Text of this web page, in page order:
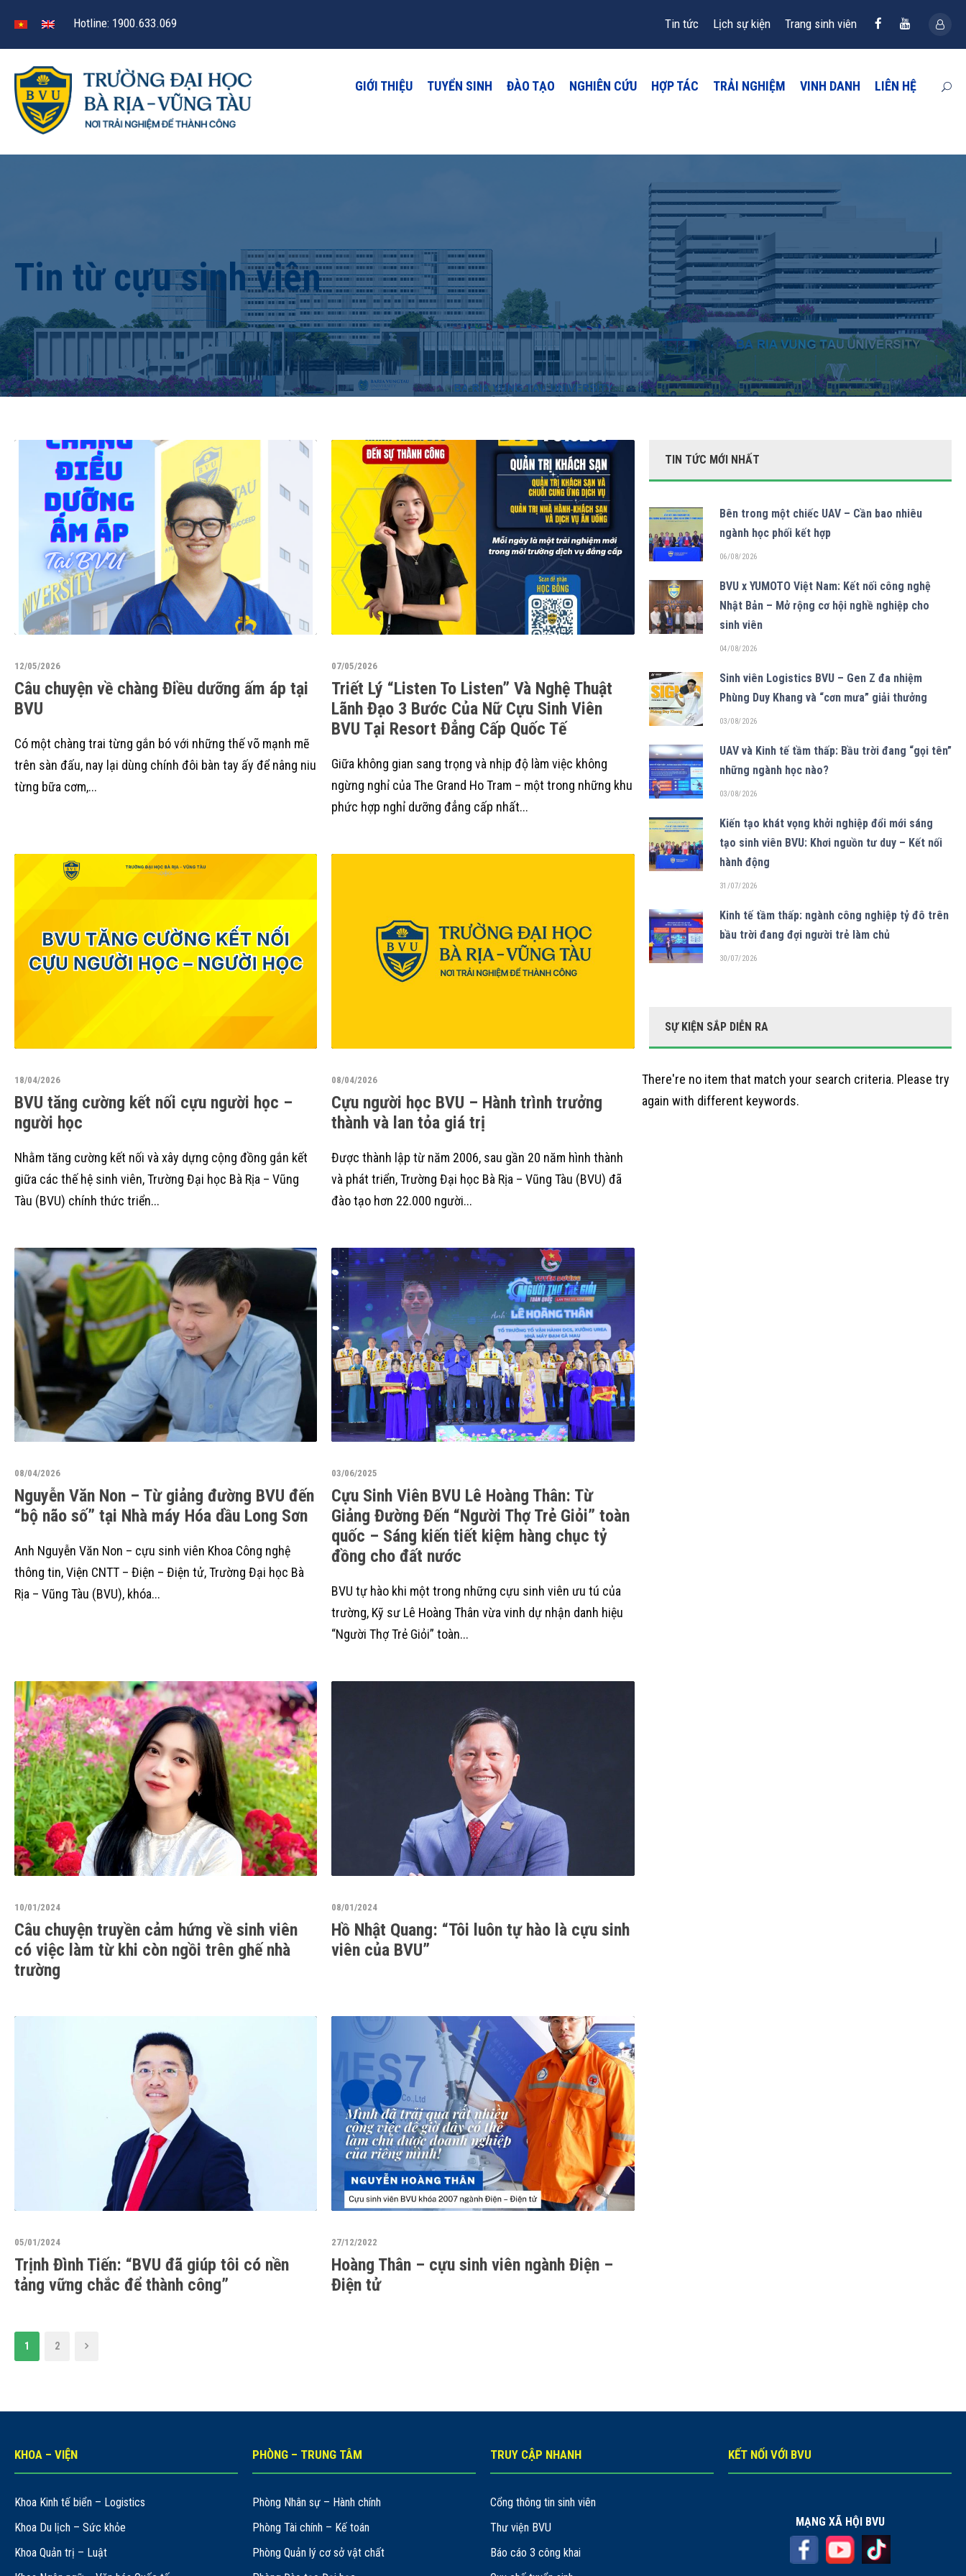
Hotline: 1900.633.069 Tin tức Lịch sự kiện Trang sinh viên
GIỚI THIỆU TUYỂN SINH ĐÀO TẠO NGHIÊN CỨU HỢP TÁC TRẢI NGHIỆM VINH DANH LIÊN HỆ
Tin từ cựu sinh viên
12/05/2026
Câu chuyện về chàng Điều dưỡng ấm áp tại
BVU
Có một chàng trai từng gắn bó với những thế võ mạnh mẽ
trên sàn đấu, nay lại dùng chính đôi bàn tay ấy để nâng niu
từng bữa cơm,...
07/05/2026
Triết Lý “Listen To Listen” Và Nghệ Thuật
Lãnh Đạo 3 Bước Của Nữ Cựu Sinh Viên
BVU Tại Resort Đẳng Cấp Quốc Tế
Giữa không gian sang trọng và nhịp độ làm việc không
ngừng nghỉ của The Grand Ho Tram – một trong những khu
phức hợp nghỉ dưỡng đẳng cấp nhất...
18/04/2026
BVU tăng cường kết nối cựu người học –
người học
Nhằm tăng cường kết nối và xây dựng cộng đồng gắn kết
giữa các thế hệ sinh viên, Trường Đại học Bà Rịa – Vũng
Tàu (BVU) chính thức triển...
08/04/2026
Cựu người học BVU – Hành trình trưởng
thành và lan tỏa giá trị
Được thành lập từ năm 2006, sau gần 20 năm hình thành
và phát triển, Trường Đại học Bà Rịa – Vũng Tàu (BVU) đã
đào tạo hơn 22.000 người...
08/04/2026
Nguyễn Văn Non – Từ giảng đường BVU đến
“bộ não số” tại Nhà máy Hóa dầu Long Sơn
Anh Nguyễn Văn Non – cựu sinh viên Khoa Công nghệ
thông tin, Viện CNTT – Điện – Điện tử, Trường Đại học Bà
Rịa – Vũng Tàu (BVU), khóa...
03/06/2025
Cựu Sinh Viên BVU Lê Hoàng Thân: Từ
Giảng Đường Đến “Người Thợ Trẻ Giỏi” toàn
quốc – Sáng kiến tiết kiệm hàng chục tỷ
đồng cho đất nước
BVU tự hào khi một trong những cựu sinh viên ưu tú của
trường, Kỹ sư Lê Hoàng Thân vừa vinh dự nhận danh hiệu
“Người Thợ Trẻ Giỏi” toàn...
10/01/2024
Câu chuyện truyền cảm hứng về sinh viên
có việc làm từ khi còn ngồi trên ghế nhà
trường
08/01/2024
Hồ Nhật Quang: “Tôi luôn tự hào là cựu sinh
viên của BVU”
05/01/2024
Trịnh Đình Tiến: “BVU đã giúp tôi có nền
tảng vững chắc để thành công”
27/12/2022
Hoàng Thân – cựu sinh viên ngành Điện –
Điện tử
1 2
TIN TỨC MỚI NHẤT
Bên trong một chiếc UAV – Cần bao nhiêu
ngành học phối kết hợp
06/08/2026
BVU x YUMOTO Việt Nam: Kết nối công nghệ
Nhật Bản – Mở rộng cơ hội nghề nghiệp cho
sinh viên
04/08/2026
Sinh viên Logistics BVU – Gen Z đa nhiệm
Phùng Duy Khang và “cơn mưa” giải thưởng
03/08/2026
UAV và Kinh tế tầm thấp: Bầu trời đang “gọi tên”
những ngành học nào?
03/08/2026
Kiến tạo khát vọng khởi nghiệp đổi mới sáng
tạo sinh viên BVU: Khơi nguồn tư duy – Kết nối
hành động
31/07/2026
Kinh tế tầm thấp: ngành công nghiệp tỷ đô trên
bầu trời đang đợi người trẻ làm chủ
30/07/2026
SỰ KIỆN SẮP DIỄN RA
There're no item that match your search criteria. Please try
again with different keywords.
KHOA – VIỆN
Khoa Kinh tế biển – Logistics
Khoa Du lịch – Sức khỏe
Khoa Quản trị – Luật
PHÒNG – TRUNG TÂM
Phòng Nhân sự – Hành chính
Phòng Tài chính – Kế toán
Phòng Quản lý cơ sở vật chất
TRUY CẬP NHANH
Cổng thông tin sinh viên
Thư viện BVU
Báo cáo 3 công khai
KẾT NỐI VỚI BVU
MẠNG XÃ HỘI BVU